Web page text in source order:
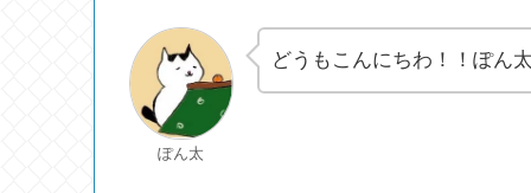
ぽん太
どうもこんにちわ！！ぽん